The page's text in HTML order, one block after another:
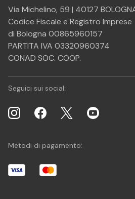
Via Michelino, 59 | 40127
Codice Fiscale e Registro Imprese
di Bologna 00865960157
PARTITA IVA 03320960374
CONAD SOC. COOP.
Seguici sui social:
Metodi di pagamento: